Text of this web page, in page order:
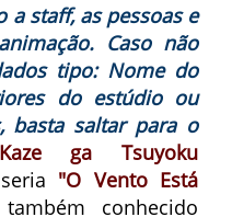
a staff, as pessoas e
Caso não
tipo: Nome do
do estúdio ou
basta saltar para o
Kaze ga Tsuyoku
"O Vento Está
conhecido